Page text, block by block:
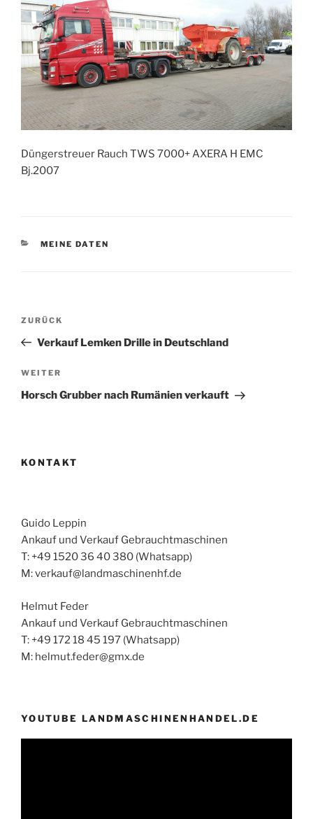
Düngerstreuer Rauch TWS 7000+ AXERA H EMC
Bj.2007
KATEGORIEN
MEINE DATEN
Beitragsnavigation
Vorheriger
Beitrag
ZURÜCK
Verkauf Lemken Drille in Deutschland
Nächster
Beitrag
WEITER
Horsch Grubber nach Rumänien verkauft
KONTAKT
Guido Leppin
Ankauf und Verkauf Gebrauchtmaschinen
T: +49 1520 36 40 380 (Whatsapp)
M: verkauf@landmaschinenhf.de
Helmut Feder
Ankauf und Verkauf Gebrauchtmaschinen
T: +49 172 18 45 197 (Whatsapp)
M: helmut.feder@gmx.de
YOUTUBE LANDMASCHINENHANDEL.DE